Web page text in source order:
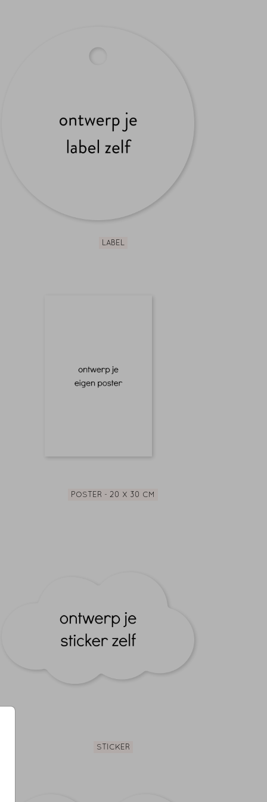
LABEL
POSTER - 20 X 30 CM
STICKER